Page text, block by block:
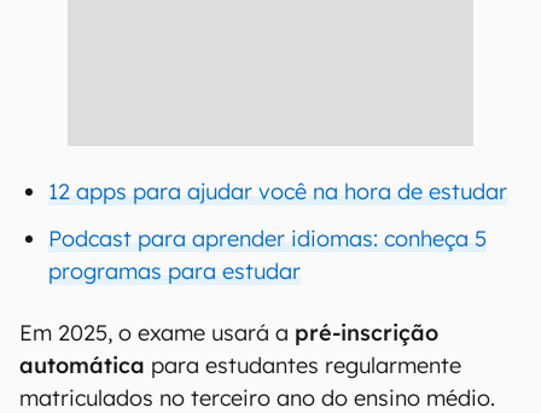
12 apps para ajudar você na hora de estudar
Podcast para aprender idiomas: conheça 5
programas para estudar
Em 2025, o exame usará a pré-inscrição
automática para estudantes regularmente
matriculados no terceiro ano do ensino médio.